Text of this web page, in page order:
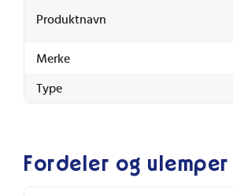
Produktnavn
Merke
Type
Fordeler og ulemper